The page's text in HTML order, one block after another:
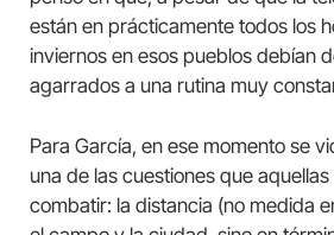
están en prácticamente todos los
inviernos en esos pueblos debían
agarrados a una rutina muy
Para García, en ese momento se
una de las cuestiones que
combatir: la distancia (no medida